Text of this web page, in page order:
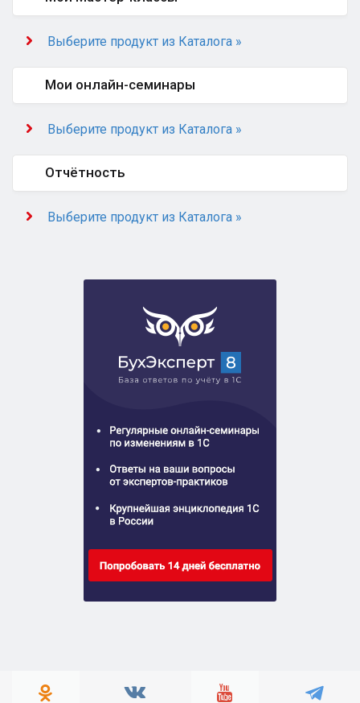
Выберите продукт из Каталога »
Мои онлайн-семинары
Выберите продукт из Каталога »
Отчётность
Выберите продукт из Каталога »